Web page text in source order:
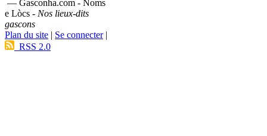
— Gasconha.com - Noms
e Lòcs - Nos lieux-dits
gascons
Plan du site | Se connecter|
RSS 2.0